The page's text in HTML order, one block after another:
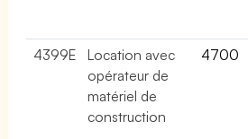
4399E
Location avec
opérateur de
matériel de
construction
4700